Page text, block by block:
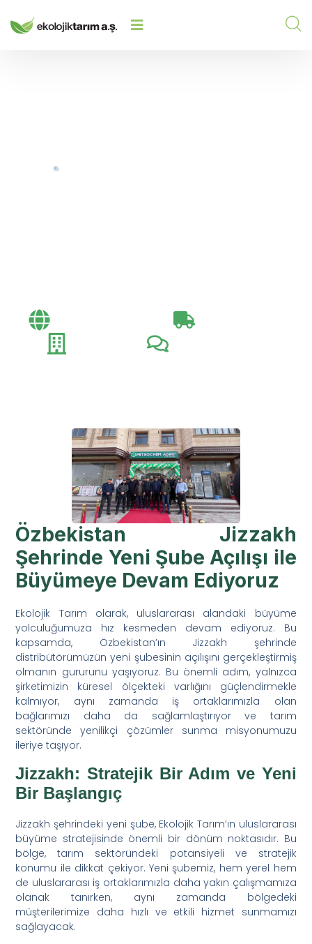
Özbekistan Jizzakh
Şehrinde Yeni Şube Açılışı ile
Büyümeye Devam Ediyoruz
Ekolojik Tarım olarak, uluslararası alandaki büyüme
yolculuğumuza hız kesmeden devam ediyoruz. Bu
kapsamda, Özbekistan’ın Jizzakh şehrinde
distribütörümüzün yeni şubesinin açılışını gerçekleştirmiş
olmanın gururunu yaşıyoruz. Bu önemli adım, yalnızca
şirketimizin küresel ölçekteki varlığını güçlendirmekle
kalmıyor, aynı zamanda iş ortaklarımızla olan
bağlarımızı daha da sağlamlaştırıyor ve tarım
sektöründe yenilikçi çözümler sunma misyonumuzu
ileriye taşıyor.
Jizzakh: Stratejik Bir Adım ve Yeni
Bir Başlangıç
Jizzakh şehrindeki yeni şube, Ekolojik Tarım’ın uluslararası
büyüme stratejisinde önemli bir dönüm noktasıdır. Bu
bölge, tarım sektöründeki potansiyeli ve stratejik
konumu ile dikkat çekiyor. Yeni şubemiz, hem yerel hem
de uluslararası iş ortaklarımızla daha yakın çalışmamıza
olanak tanırken, aynı zamanda bölgedeki
müşterilerimize daha hızlı ve etkili hizmet sunmamızı
sağlayacak.